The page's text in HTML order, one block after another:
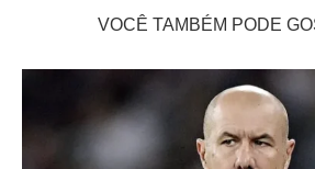
VOCÊ TAMBÉM PODE